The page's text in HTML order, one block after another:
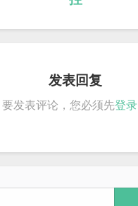
发表回复
要发表评论，您必须先登录